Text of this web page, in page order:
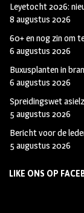
Leyetocht 2026:
8 augustus 2026
60+ en nog zin om
6 augustus 2026
Buxusplanten in
6 augustus 2026
Spreidingswet
5 augustus 2026
Bericht voor de
5 augustus 2026
LIKE ONS OP